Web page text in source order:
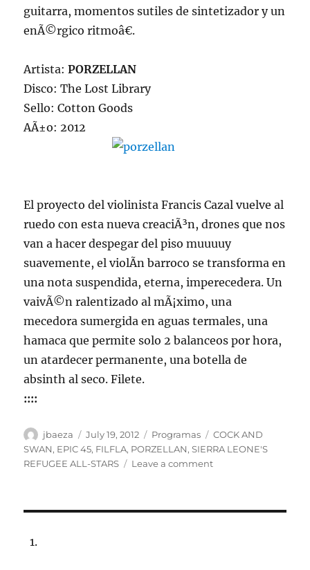
guitarra, momentos sutiles de sintetizador y un
enÃ©rgico ritmoâ€.
Artista:PORZELLAN
Disco: The Lost Library
Sello: Cotton Goods
AÃ±o: 2012
El proyecto del violinista Francis Cazal vuelve al
ruedo con esta nueva creaciÃ³n, drones que nos
van a hacer despegar del piso muuuuy
suavemente, el violÃ­n barroco se transforma en
una nota suspendida, eterna, imperecedera. Un
vaivÃ©n ralentizado al mÃ¡ximo, una
mecedora sumergida en aguas termales, una
hamaca que permite solo 2 balanceos por hora,
un atardecer permanente, una botella de
absinth al seco. Filete.
::::
Author
jbaeza
Posted
on
July 19, 2012 Categories
Programas Tags
COCK AND
SWAN, EPIC 45, FILFLA, PORZELLAN,SIERRA LEONE'S
REFUGEE ALL-STARS
Leave a commenton